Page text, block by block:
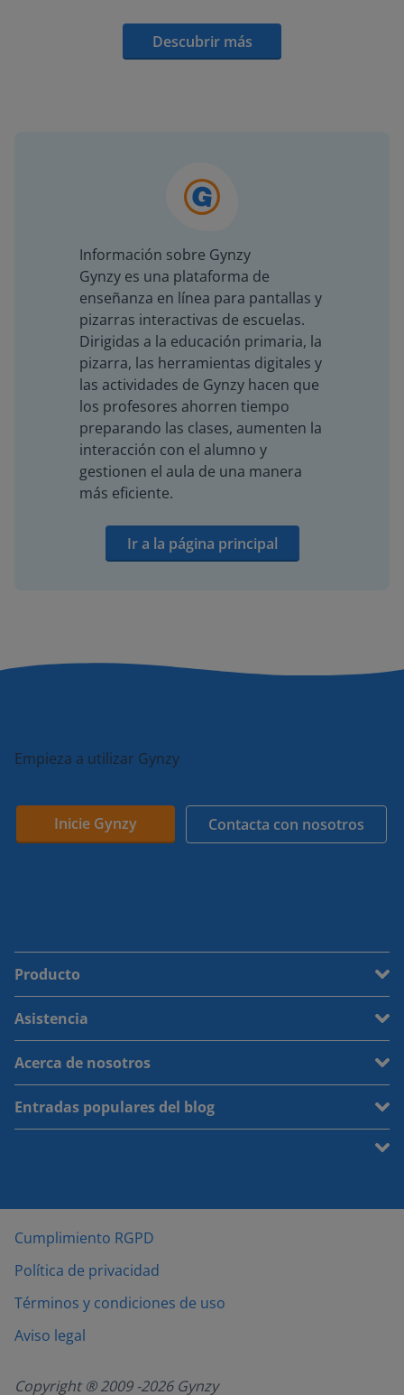
Descubrir más
Información sobre Gynzy
Gynzy es una plataforma de
enseñanza en línea para pantallas y
pizarras interactivas de escuelas.
Dirigidas a la educación primaria, la
pizarra, las herramientas digitales y
las actividades de Gynzy hacen que
los profesores ahorren tiempo
preparando las clases, aumenten la
interacción con el alumno y
gestionen el aula de una manera
más eficiente.
Ir a la página principal
Empieza a utilizar Gynzy
Inicie Gynzy Contacta con nosotros
Producto
Asistencia
Acerca de nosotros
Entradas populares del blog
Cumplimiento RGPD
Política de privacidad
Términos y condiciones de uso
Aviso legal
Copyright ® 2009 -2026Gynzy